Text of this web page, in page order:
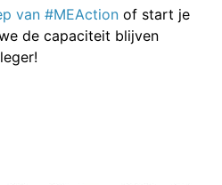
van #MEAction of start je
de capaciteit blijven